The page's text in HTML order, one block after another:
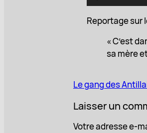
Reportage sur
« C’est
sa mère
Le gang des
Laisser un
Votre adresse e-